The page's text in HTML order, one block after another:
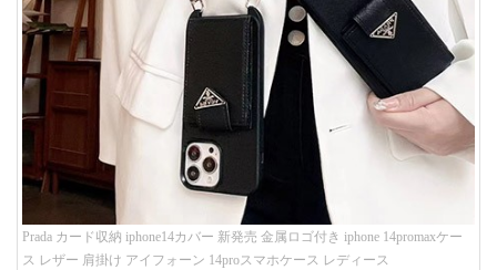
Prada カード収納 iphone14カバー 新発売 金属ロゴ付き iphone 14promaxケー
ス レザー 肩掛け アイフォーン 14proスマホケース レディース